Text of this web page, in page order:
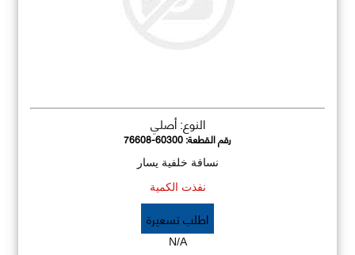
النوع: أصلي
رقم القطعة:76608-60300
نسافة خلفية يسار
نفذت الكمية
اطلب تسعيرة
N/A